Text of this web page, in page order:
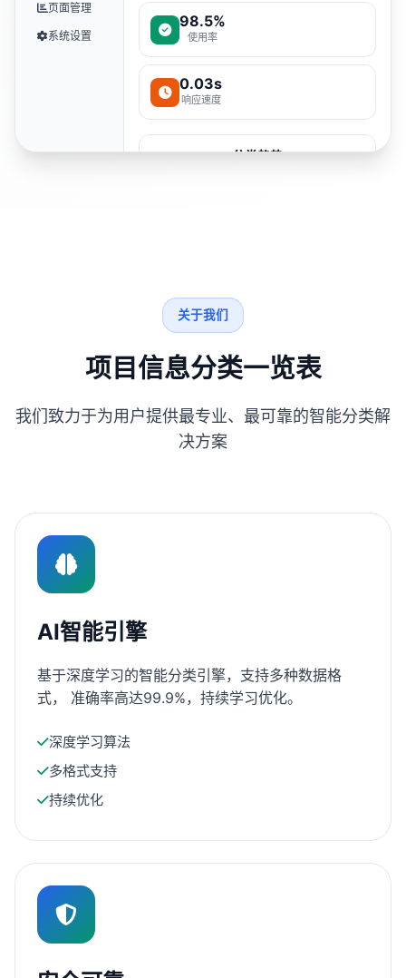
页面管理
系统设置
98.5%
使用率
0.03s
响应速度
分类趋势
关于我们
项目信息分类一览表
我们致力于为用户提供最专业、最可靠的智能分类解
决方案
AI智能引擎
基于深度学习的智能分类引擎，支持多种数据格
式， 准确率高达99.9%，持续学习优化。
深度学习算法
多格式支持
持续优化